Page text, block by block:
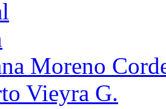
Moreno
Vieyra G.